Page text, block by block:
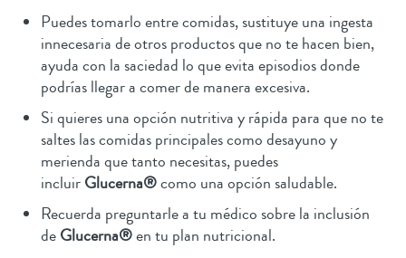
Puedes tomarlo entre comidas, sustituye una ingesta
innecesaria de otros productos que no te hacen bien,
ayuda con la saciedad lo que evita episodios donde
podrías llegar a comer de manera excesiva.
Si quieres una opción nutritiva y rápida para que no te
saltes las comidas principales como desayuno y
merienda que tanto necesitas, puedes
incluirGlucerna®como una opción saludable.
Recuerda preguntarle a tu médico sobre la inclusión
deGlucerna®en tu plan nutricional.